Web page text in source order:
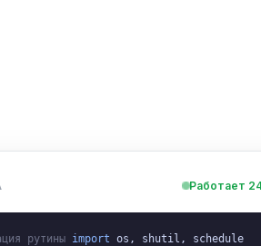
Работает
рутины import os, shutil, schedule